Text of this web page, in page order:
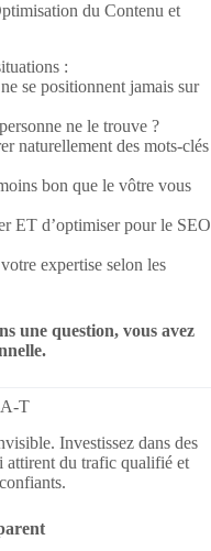
du Contenu et
:
se positionnent jamais sur
ne le trouve ?
naturellement des mots-clés
bon que le vôtre vous
ET d’optimiser pour le SEO
expertise selon les
une question, vous avez
A-T
Investissez dans des
attirent du trafic qualifié et